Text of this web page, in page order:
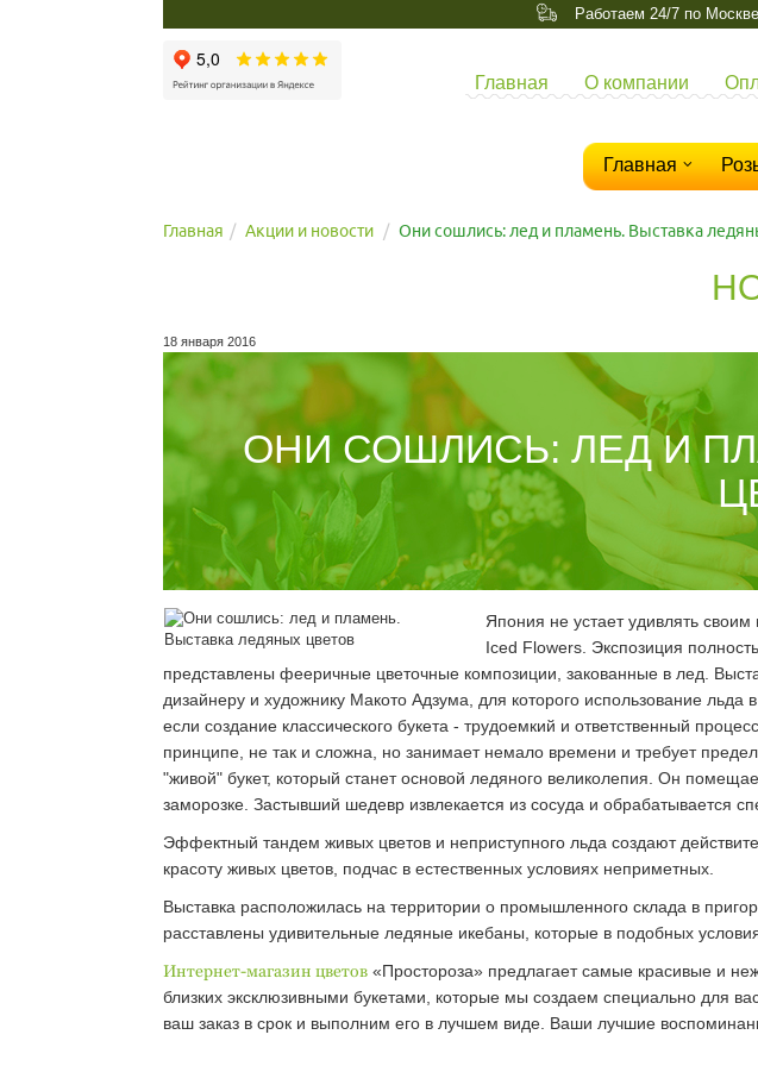
Работаем 24/7 по
Главная О компании
Главная
Главная Акции и новости Они сошлись: лед и пламень. Выставка
18 января 2016
ОНИ СОШЛИСЬ: ЛЕД И
Япония не устает удивлять
Iced Flowers. Экспозиция
представлены фееричные цветочные композиции, закованные в лед.
дизайнеру и художнику Макото Адзума, для которого использование
если создание классического букета - трудоемкий и ответственный
принципе, не так и сложна, но занимает немало времени и требует
"живой" букет, который станет основой ледяного великолепия. Он
заморозке. Застывший шедевр извлекается из сосуда и обрабатывается
Эффектный тандем живых цветов и неприступного льда создают
красоту живых цветов, подчас в естественных условиях неприметных.
Выставка расположилась на территории о промышленного склада в
расставлены удивительные ледяные икебаны, которые в подобных
Интернет-магазин цветов «Простороза» предлагает самые красивые и
близких эксклюзивными букетами, которые мы создаем специально для
ваш заказ в срок и выполним его в лучшем виде. Ваши лучшие